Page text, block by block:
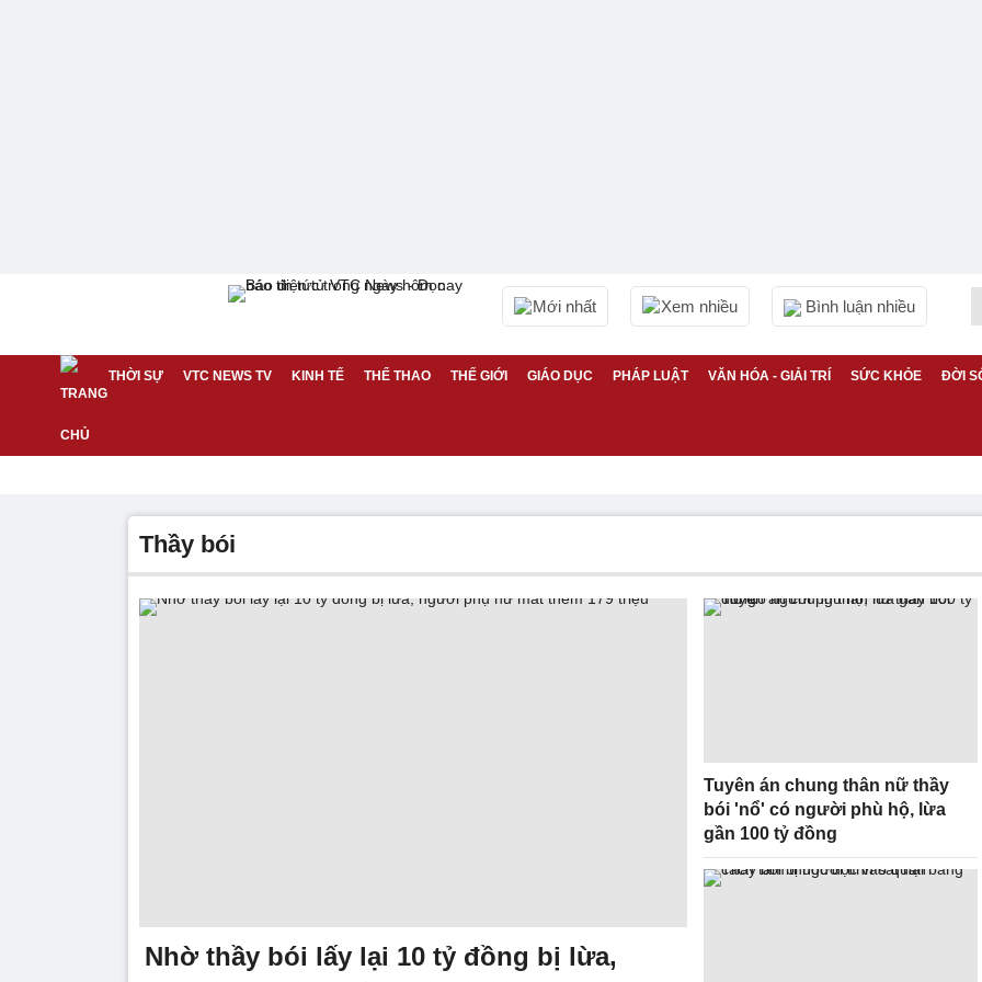
Mới nhất Xem nhiều Bình luận nhiều
THỜI SỰ VTC NEWS TV KINH TẾ THỂ THAO THẾ GIỚI GIÁO DỤC PHÁP LUẬT VĂN HÓA - GIẢI TRÍ SỨC KHỎE ĐỜI
Thầy bói
Nhờ thầy bói lấy lại 10 tỷ đồng bị lừa,
Tuyên án chung thân nữ thầy
bói 'nổ' có người phù hộ, lừa
gần 100 tỷ đồng